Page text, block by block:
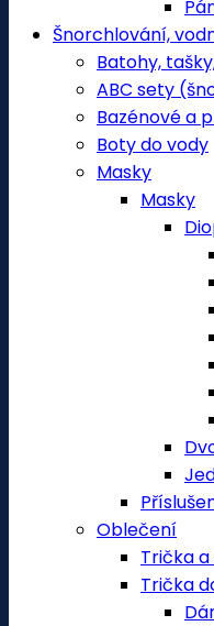
Šnorchlování,
Batohy,
ABC sety
Bazénové a
Boty do vody
Masky
Masky
Oblečení
Trička
Trička